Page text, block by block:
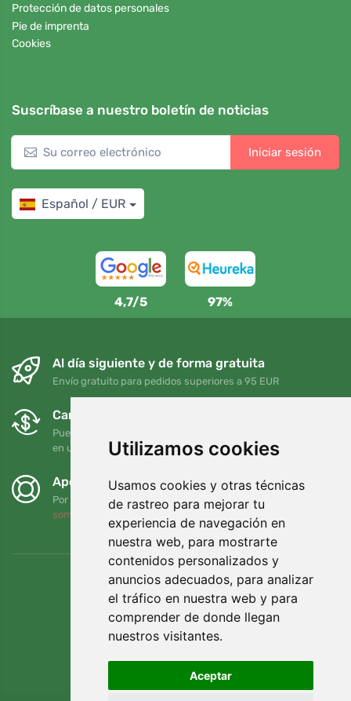
Utilizamos cookies
Usamos cookies y otras técnicas
de rastreo para mejorar tu
experiencia de navegación en
nuestra web, para mostrarte
contenidos personalizados y
anuncios adecuados, para analizar
el tráfico en nuestra web y para
comprender de donde llegan
nuestros visitantes.
Aceptar
Protección de datos personales
Pie de imprenta
Cookies
Suscríbase a nuestro boletín de noticias
Iniciar sesión
Español / EUR
4,7/5 97%
Al día siguiente y de forma gratuita
Envío gratuito para pedidos superiores a 95 EUR
Cambios y devoluciones gratuitos
Puede devolver o cambiar su pedido en cualquier momento
en un plazo de 90 días
Apoyamos a Trees.org
Por cada pedido plantamos un árbol. Leer más
somos